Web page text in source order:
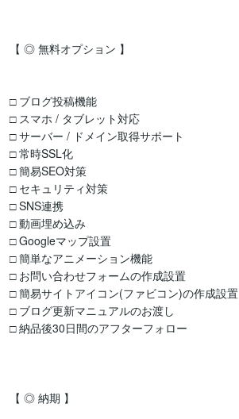
【 ◎ 無料オプション 】
□ ブログ投稿機能
□ スマホ / タブレット対応
□ サーバー / ドメイン取得サポート
□ 常時SSL化
□ 簡易SEO対策
□ セキュリティ対策
□ SNS連携
□ 動画埋め込み
□ Googleマップ設置
□ 簡単なアニメーション機能
□ お問い合わせフォームの作成設置
□ 簡易サイトアイコン(ファビコン)の作成設置
□ ブログ更新マニュアルのお渡し
□ 納品後30日間のアフターフォロー
【 ◎ 納期 】